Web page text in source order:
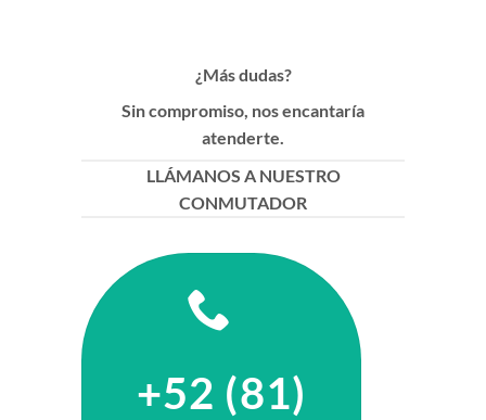
¿Más dudas?
Sin compromiso, nos encantaría
atenderte.
LLÁMANOS A NUESTRO
CONMUTADOR
+52 (81)